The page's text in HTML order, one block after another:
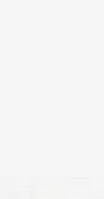
bổ sung
khô ráo.